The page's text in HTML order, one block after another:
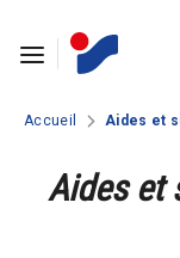
Rechercher
sur
HOMME
Accueil Aides et
Aides et